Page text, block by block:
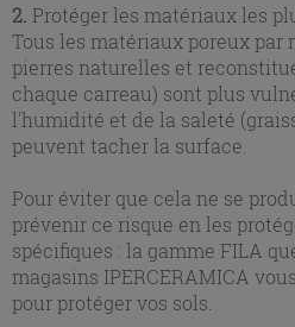
2. Protéger les matériaux les
Tous les matériaux poreux par
pierres naturelles et
chaque carreau) sont plus
l'humidité et de la saleté
peuvent tacher la surface.
Pour éviter que cela ne se
prévenir ce risque en les
spécifiques : la gamme FILA
magasins IPERCERAMICA
pour protéger vos sols.